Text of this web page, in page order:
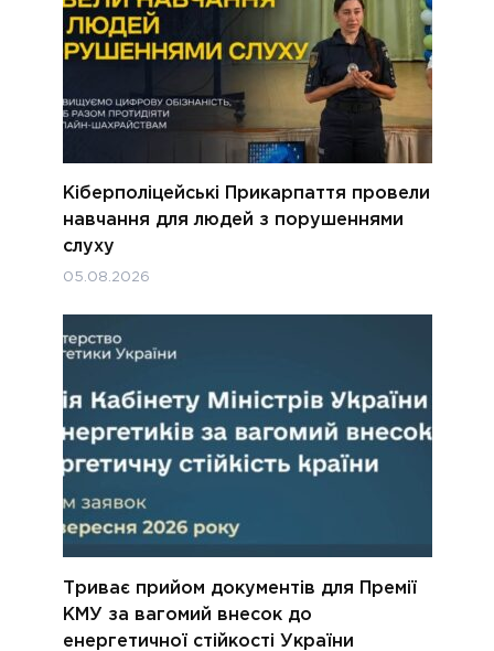
Кіберполіцейські Прикарпаття провели
навчання для людей з порушеннями
слуху
05.08.2026
Триває прийом документів для Премії
КМУ за вагомий внесок до
енергетичної стійкості України